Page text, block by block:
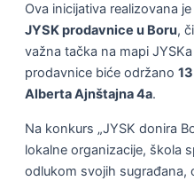
Ova inicijativa realizovana
JYSK prodavnice u Boru,
važna tačka na mapi JYSKa
prodavnice biće održano
Alberta Ajnštajna 4a.
Na konkurs „JYSK donira
lokalne organizacije, škola
odlukom svojih sugrađana,